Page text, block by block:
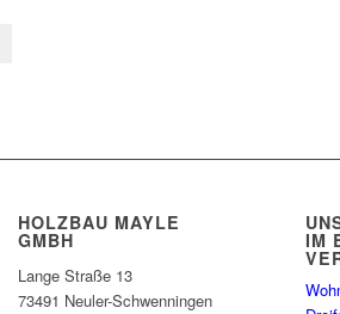
HOLZBAU MAYLE
GMBH
Lange Straße 13
73491 Neuler-Schwenningen
IM